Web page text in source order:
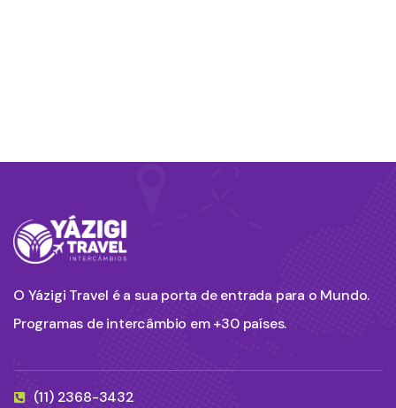
O Yázigi Travel é a sua porta de entrada para o Mundo.
Programas de intercâmbio em +30 países.
(11) 2368-3432